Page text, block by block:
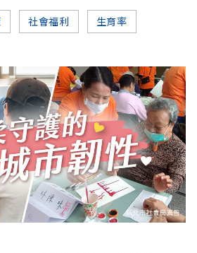
社會福利 生育率